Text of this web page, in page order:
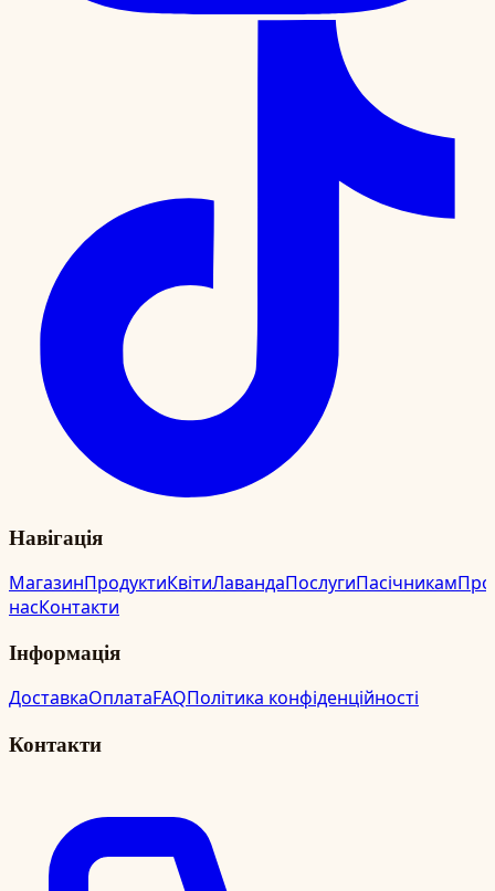
Навігація
МагазинПродуктиКвітиЛавандаПослугиПасічникамПро
насКонтакти
Інформація
ДоставкаОплатаFAQПолітика конфіденційності
Контакти